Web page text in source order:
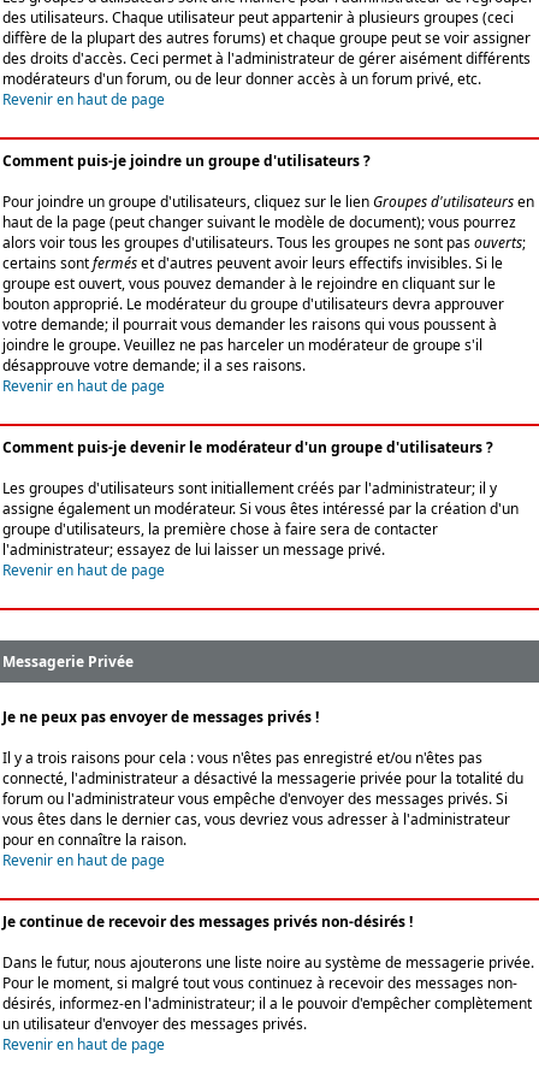
des utilisateurs. Chaque utilisateur peut appartenir à plusieurs groupes (ceci
diffère de la plupart des autres forums) et chaque groupe peut se voir assigner
des droits d'accès. Ceci permet à l'administrateur de gérer aisément différents
modérateurs d'un forum, ou de leur donner accès à un forum privé, etc.
Revenir en haut de page
Comment puis-je joindre un groupe d'utilisateurs ?
Pour joindre un groupe d'utilisateurs, cliquez sur le lienGroupes d'utilisateursen
haut de la page (peut changer suivant le modèle de document); vous pourrez
alors voir tous les groupes d'utilisateurs. Tous les groupes ne sont pasouverts;
certains sontferméset d'autres peuvent avoir leurs effectifs invisibles. Si le
groupe est ouvert, vous pouvez demander à le rejoindre en cliquant sur le
bouton approprié. Le modérateur du groupe d'utilisateurs devra approuver
votre demande; il pourrait vous demander les raisons qui vous poussent à
joindre le groupe. Veuillez ne pas harceler un modérateur de groupe s'il
désapprouve votre demande; il a ses raisons.
Revenir en haut de page
Comment puis-je devenir le modérateur d'un groupe d'utilisateurs ?
Les groupes d'utilisateurs sont initiallement créés par l'administrateur; il y
assigne également un modérateur. Si vous êtes intéressé par la création d'un
groupe d'utilisateurs, la première chose à faire sera de contacter
l'administrateur; essayez de lui laisser un message privé.
Revenir en haut de page
Messagerie Privée
Je ne peux pas envoyer de messages privés !
Il y a trois raisons pour cela : vous n'êtes pas enregistré et/ou n'êtes pas
connecté, l'administrateur a désactivé la messagerie privée pour la totalité du
forum ou l'administrateur vous empêche d'envoyer des messages privés. Si
vous êtes dans le dernier cas, vous devriez vous adresser à l'administrateur
pour en connaître la raison.
Revenir en haut de page
Je continue de recevoir des messages privés non-désirés !
Dans le futur, nous ajouterons une liste noire au système de messagerie privée.
Pour le moment, si malgré tout vous continuez à recevoir des messages non-
désirés, informez-en l'administrateur; il a le pouvoir d'empêcher complètement
un utilisateur d'envoyer des messages privés.
Revenir en haut de page